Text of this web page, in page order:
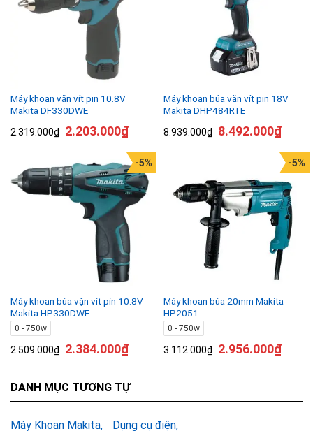
Máy khoan vặn vít pin 10.8V
Makita DF330DWE
2.319.000₫ 2.203.000₫
Máy khoan búa vặn vít pin 18V
Makita DHP484RTE
8.939.000₫ 8.492.000₫
Máy khoan búa vặn vít pin 10.8V
Makita HP330DWE
0 - 750w
2.509.000₫
-5%
2.384.000₫
Máy khoan búa 20mm Makita
HP2051
0 - 750w
3.112.000₫
-5%
2.956.000₫
DANH MỤC TƯƠNG TỰ
Máy Khoan Makita
Dụng cụ điện